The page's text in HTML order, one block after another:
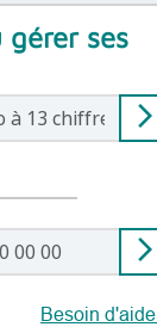
ses
arrow_forward_ios
arrow_forward_ios
Besoin